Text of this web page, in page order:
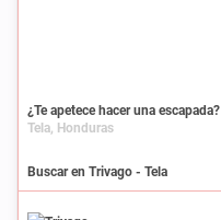
¿Te apetece hacer una escapada?
Tela, Honduras
Buscar en Trivago - Tela